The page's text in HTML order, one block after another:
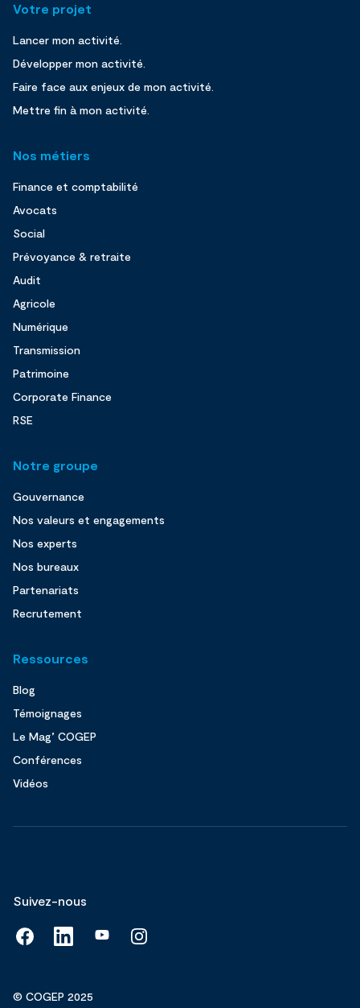
Votre projet
Lancer mon activité.
Développer mon activité.
Faire face aux enjeux de mon activité.
Mettre fin à mon activité.
Nos métiers
Finance et comptabilité
Avocats
Social
Prévoyance & retraite
Audit
Agricole
Numérique
Transmission
Patrimoine
Corporate Finance
RSE
Notre groupe
Gouvernance
Nos valeurs et engagements
Nos experts
Nos bureaux
Partenariats
Recrutement
Ressources
Blog
Témoignages
Le Mag’ COGEP
Conférences
Vidéos
Suivez-nous
© COGEP 2025